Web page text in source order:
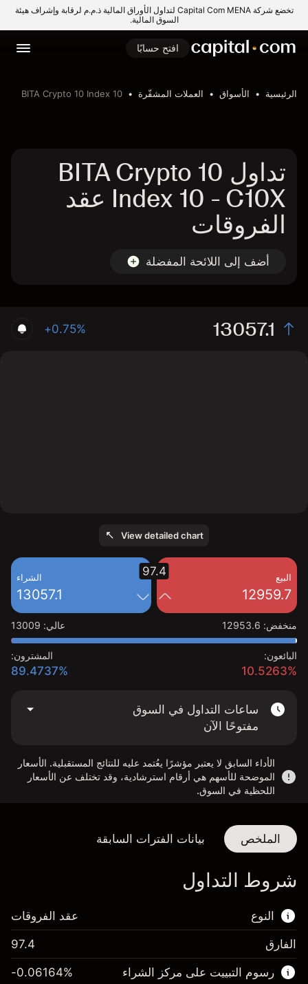
تخضع شركة Capital Com MENA لتداول الأوراق المالية ذ.م.م لرقابة وإشراف هيئة
السوق المالية.
افتح حسابًا
الرئيسية الأسواق العملات المشفّرة BITA Crypto 10 Index 10
تداول BITA Crypto 10
Index 10 - C10X عقد
الفروقات
أضف إلى اللائحة المفضلة
13057.1
+0.75%
View detailed chart
البيع
12959.7
الشراء
13057.1
97.4
منخفض:
12953.6 عالي:
13009
البائعون:
10.5263%
المشترون:
89.4737%
ساعات التداول في السوق
مفتوحًا الآن
الأداء السابق لا يعتبر مؤشرًا يعُتمد عليه للنتائج المستقبلية. الأسعار
الموضحة للأسهم هي أرقام استرشادية، وقد تختلف عن الأسعار
اللحظية في السوق.
الملخص بيانات الفترات السابقة
شروط التداول
النوع
هذا السوق المالي متاح للتداول من خلال عقود
الفروقات.
عقد الفروقات
الفارق 97.4
رسوم التبييت على مركز الشراء -0.06164%